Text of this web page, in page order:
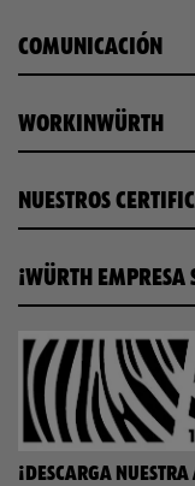
COMUNICACIÓN
WORKINWÜRTH
NUESTROS
¡WÜRTH
¡DESCARGA